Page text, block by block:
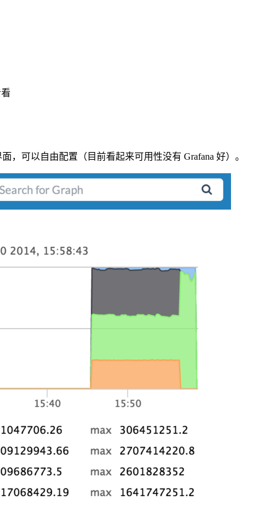
，可以自由配置（目前看起来可用性没有 Grafana 好）。